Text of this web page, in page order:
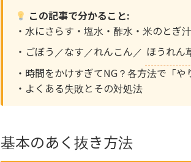
この記事で分かること:
・水にさらす・塩水・酢水・米のとぎ
・ごぼう／なす／れんこん／ ほうれん
・時間をかけすぎてNG？各方法で「
・よくある失敗とその対処法
基本のあく抜き方法